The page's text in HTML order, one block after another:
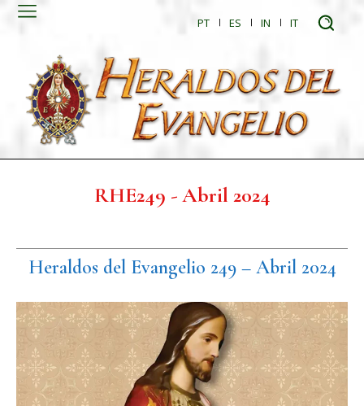
PT ES IN IT
RHE249 - Abril 2024
Heraldos del Evangelio 249 – Abril 2024